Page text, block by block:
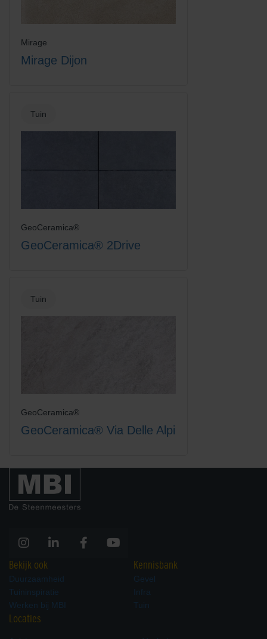
Mirage
Mirage Dijon
Tuin
GeoCeramica®
GeoCeramica® 2Drive
Tuin
GeoCeramica®
GeoCeramica® Via Delle Alpi
Bekijk ook
Duurzaamheid
Tuininspiratie
Werken bij MBI
Kennisbank
Gevel
Infra
Tuin
Locaties